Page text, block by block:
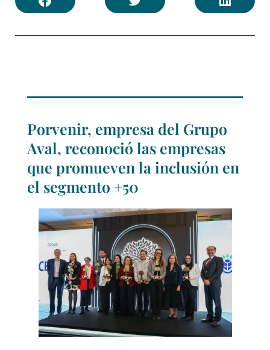
Porvenir, empresa del Grupo
Aval, reconoció las empresas
que promueven la inclusión en
el segmento +50